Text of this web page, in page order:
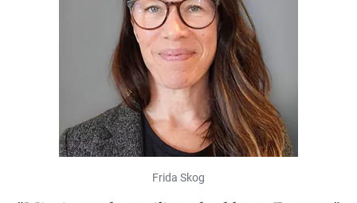
Frida Skog